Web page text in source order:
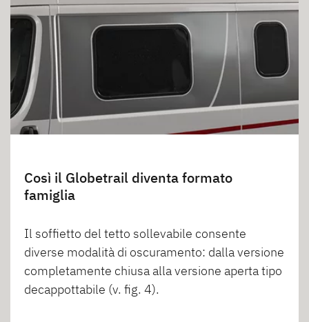
Così il Globetrail diventa formato
famiglia
Il soffietto del tetto sollevabile consente
diverse modalità di oscuramento: dalla versione
completamente chiusa alla versione aperta tipo
decappottabile (v. fig. 4).